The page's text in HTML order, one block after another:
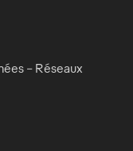
- Réseaux